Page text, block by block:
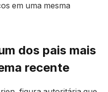
em uma mesma
dos pais mais
recente